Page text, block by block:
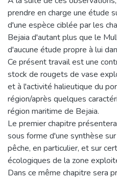
prendre en charge une étude
d'une espèce ciblée par les
Bejaia d'autant plus que le
d'aucune étude propre à lui
Ce présent travail est une
stock de rougets de vase
et à l'activité halieutique du
région/après quelques
région maritime de Bejaia.
Le premier chapitre
sous forme d'une synthèse
pêche, en particulier, et sur
écologiques de la zone
Dans ce même chapitre sera